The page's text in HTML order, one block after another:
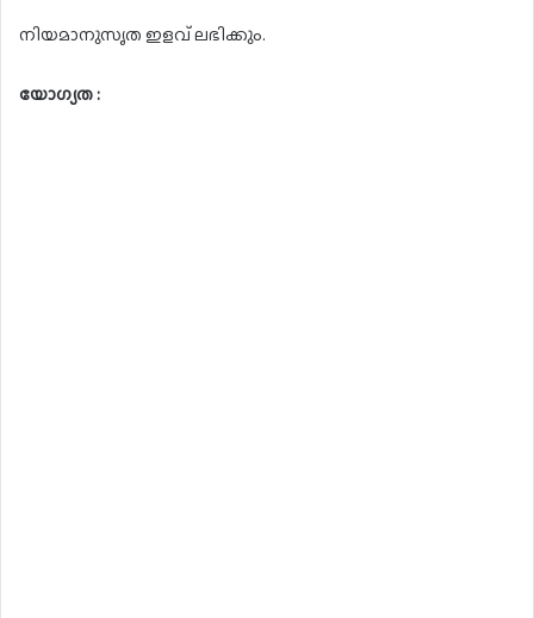
നിയമാനുസൃത ഇളവ് ലഭിക്കും.
യോഗ്യത :